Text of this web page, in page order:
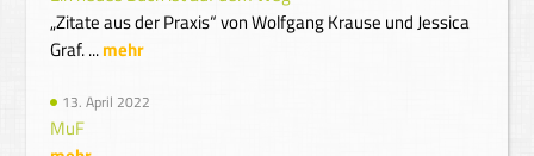
„Zitate aus der Praxis“ von Wolfgang Krause und Jessica
Graf. ...mehr
13. April 2022
MuF